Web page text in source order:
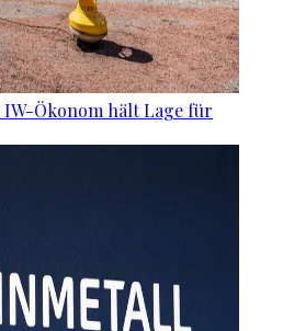
IW-Ökonom hält Lage für